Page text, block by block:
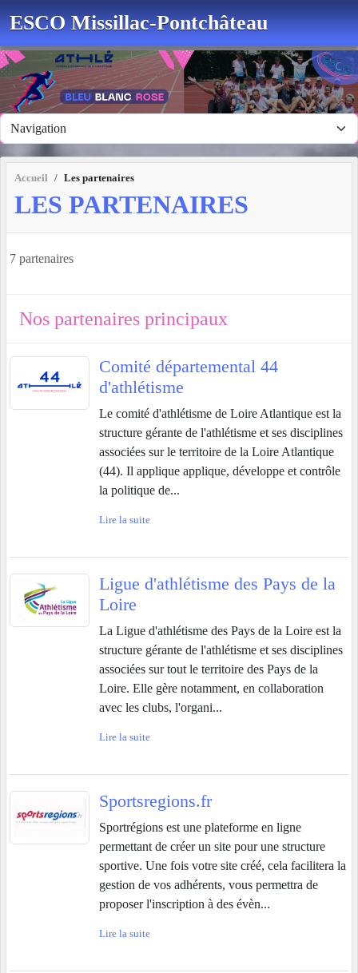
ESCO Missillac-Pontchâteau
Accueil Les partenaires
LES PARTENAIRES
7 partenaires
Nos partenaires principaux
Comité départemental 44
d'athlétisme
Le comité d'athlétisme de Loire Atlantique est la
structure gérante de l'athlétisme et ses disciplines
associées sur le territoire de la Loire Atlantique
(44). Il applique applique, développe et contrôle
la politique de...
Lire la suite
Ligue d'athlétisme des Pays de la
Loire
La Ligue d'athlétisme des Pays de la Loire est la
structure gérante de l'athlétisme et ses disciplines
associées sur tout le territoire des Pays de la
Loire. Elle gère notamment, en collaboration
avec les clubs, l'organi...
Lire la suite
Sportsregions.fr
Sportrégions est une plateforme en ligne
permettant de créer un site pour une structure
sportive. Une fois votre site créé, cela facilitera la
gestion de vos adhérents, vous permettra de
proposer l'inscription à des évèn...
Lire la suite